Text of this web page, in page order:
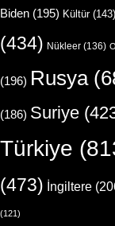
Biden (195) Kültür(143)
(434) Nükleer (136)
(196) Rusya
(186) Suriye
Türkiye
(473) İngiltere
(121)